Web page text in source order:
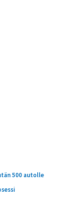
500 autolle